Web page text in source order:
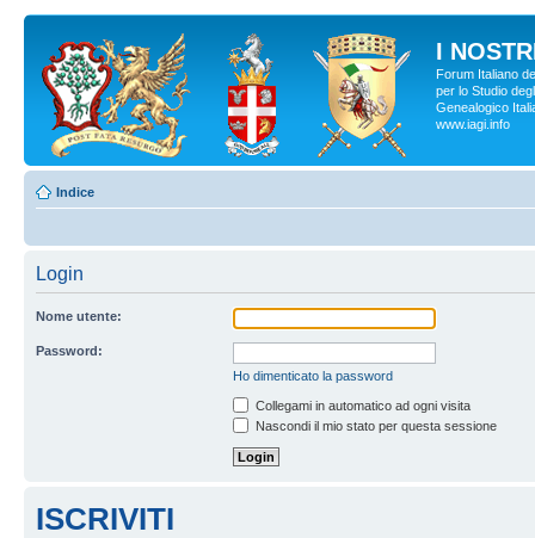
I
Forum Italiano
per lo Studio
Genealogico
www.iagi.info
Indice
Login
Nome utente:
Password:
Ho dimenticato la password
Collegami in automatico ad ogni visita
Nascondi il mio stato per questa sessione
ISCRIVITI